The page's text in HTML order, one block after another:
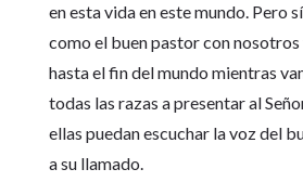
en esta vida en este mundo. Pero
como el buen pastor con
hasta el fin del mundo mientras
todas las razas a presentar al
ellas puedan escuchar la voz del
a su llamado.